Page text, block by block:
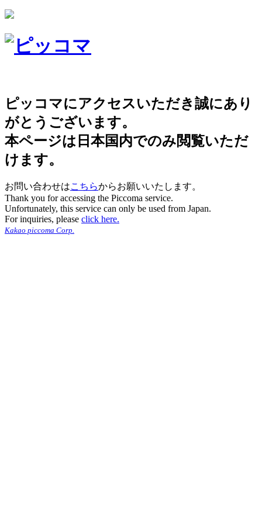
ピッコマにアクセスいただき誠にあり
がとうございます。
本ページは日本国内でのみ閲覧いただ
けます。
お問い合わせはこちらからお願いいたします。
Thank you for accessing the Piccoma service.
Unfortunately, this service can only be used from Japan.
For inquiries, please click here.
Kakao piccoma Corp.